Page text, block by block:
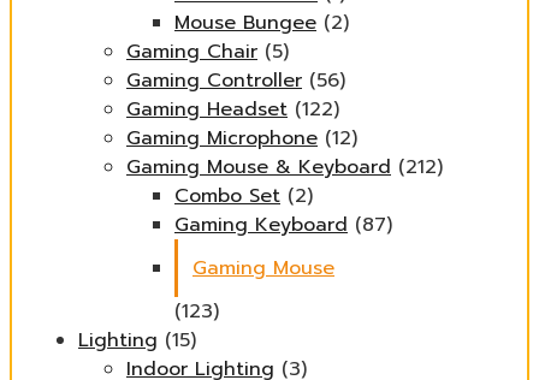
Mouse Bungee (2)
Gaming Chair (5)
Gaming Controller (56)
Gaming Headset (122)
Gaming Microphone (12)
Gaming Mouse & Keyboard (212)
Combo Set (2)
Gaming Keyboard (87)
Gaming Mouse
(123)
Lighting (15)
Indoor Lighting (3)